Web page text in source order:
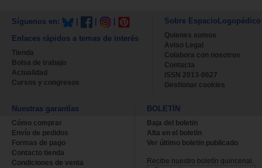
Síguenos en:
Enlaces rápidos a temas de interés
Tienda
Bolsa de trabajo
Actualidad
Cursos y congresos
Sobre EspacioLogopédico
Quienes somos
Aviso Legal
Colabora con nosotros
Contacta
ISSN 2013-0627
Gestionar cookies
Nuestras garantías
Cómo comprar
Envío de pedidos
Formas de pago
Contacto tienda
Condiciones de venta
BOLETÍN
Baja del boletin
Alta en el boletin
Ver último boletin publicado
Recibe nuestro boletín quincenal.